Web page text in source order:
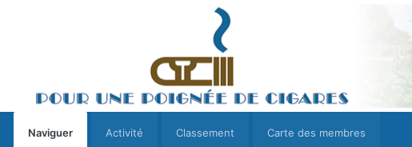
Naviguer Activité Classement Carte des membres